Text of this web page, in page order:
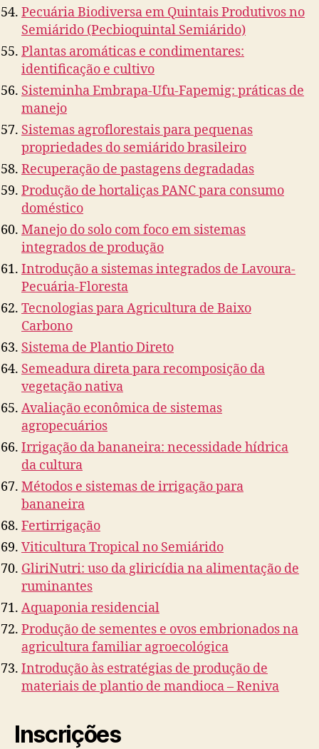
Pecuária Biodiversa em Quintais Produtivos no
Semiárido (Pecbioquintal Semiárido)
Plantas aromáticas e condimentares:
identificação e cultivo
Sisteminha Embrapa-Ufu-Fapemig: práticas de
manejo
Sistemas agroflorestais para pequenas
propriedades do semiárido brasileiro
Recuperação de pastagens degradadas
Produção de hortaliças PANC para consumo
doméstico
Manejo do solo com foco em sistemas
integrados de produção
Introdução a sistemas integrados de Lavoura-
Pecuária-Floresta
Tecnologias para Agricultura de Baixo
Carbono
Sistema de Plantio Direto
Semeadura direta para recomposição da
vegetação nativa
Avaliação econômica de sistemas
agropecuários
Irrigação da bananeira: necessidade hídrica
da cultura
Métodos e sistemas de irrigação para
bananeira
Fertirrigação
Viticultura Tropical no Semiárido
GliriNutri: uso da gliricídia na alimentação de
ruminantes
Aquaponia residencial
Produção de sementes e ovos embrionados na
agricultura familiar agroecológica
Introdução às estratégias de produção de
materiais de plantio de mandioca – Reniva
Inscrições